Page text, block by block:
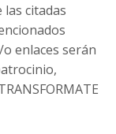
citadas
enlaces serán